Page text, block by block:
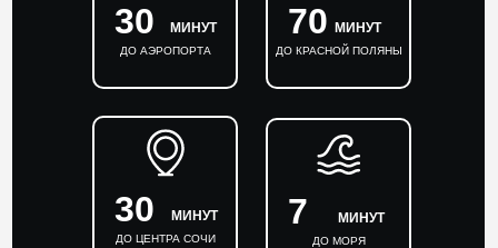
30 МИНУТ
ДО АЭРОПОРТА
7 МИНУТ
ДО МОРЯ
70 МИНУТ
ДО КРАСНОЙ ПОЛЯНЫ
30 МИНУТ
ДО ЦЕНТРА СОЧИ